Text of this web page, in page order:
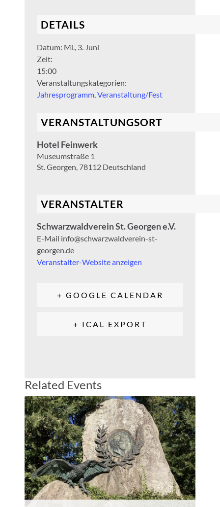
DETAILS
Datum: Mi., 3. Juni
Zeit:
15:00
Veranstaltungskategorien:
Jahresprogramm,Veranstaltung/Fest
VERANSTALTUNGSORT
Hotel Feinwerk
Museumstraße 1
St. Georgen, 78112 Deutschland
VERANSTALTER
Schwarzwaldverein St. Georgen e.V.
E-Mail info@schwarzwaldverein-st-
georgen.de
Veranstalter-Website anzeigen
+ GOOGLE CALENDAR
+ ICAL EXPORT
Related Events